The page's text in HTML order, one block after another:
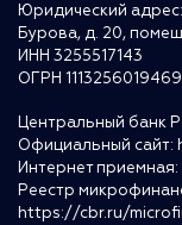
Юридический адрес:
Бурова, д. 20,
ИНН 3255517143
ОГРН 1113256019469
Центральный банк
Официальный сайт:
Интернет приемная:
Реестр
https://cbr.ru/